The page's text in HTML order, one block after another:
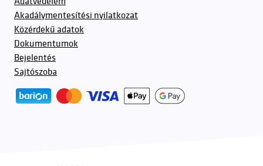
Akadálymentesítési nyilatkozat
Közérdekű adatok
Dokumentumok
Bejelentés
Sajtószoba